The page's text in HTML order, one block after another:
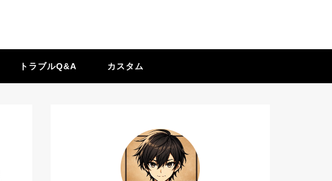
トラブルQ&A カスタム